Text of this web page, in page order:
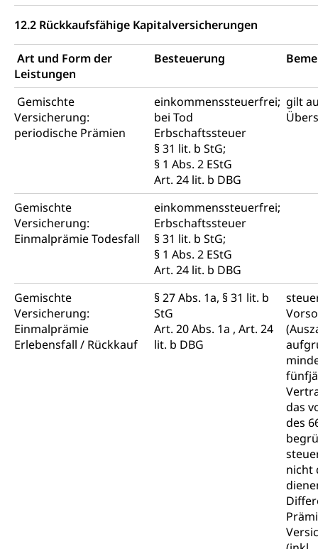
12.2 Rückkaufsfähige Kapitalversicherungen
Art und Form der
Leistungen
Besteuerung
Gemischte
Versicherung:
periodische Prämien
einkommenssteuerfrei;
bei Tod
Erbschaftssteuer
§ 31 lit. b StG;
§ 1 Abs. 2 EStG
Art. 24 lit. b DBG
gilt
Gemischte
Versicherung:
Einmalprämie Todesfall
einkommenssteuerfrei;
Erbschaftssteuer
§ 31 lit. b StG;
§ 1 Abs. 2 EStG
Art. 24 lit. b DBG
Gemischte
Versicherung:
Einmalprämie
Erlebensfall / Rückkauf
§ 27 Abs. 1a, § 31 lit. b
StG
Art. 20 Abs. 1a , Art. 24
lit. b DBG
das
des
nicht